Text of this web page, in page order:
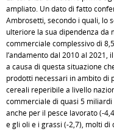
ampliato. Un dato di fatto
Ambrosetti, secondo i quali, lo
ulteriore la sua dipendenza
commerciale complessivo di
l’andamento dal 2010 al 2021,
a causa di questa situazione
prodotti necessari in ambito di
cereali reperibile a livello
commerciale di quasi 5
anche per il pesce lavorato (-
e gli oli e i grassi (-2,7), molti